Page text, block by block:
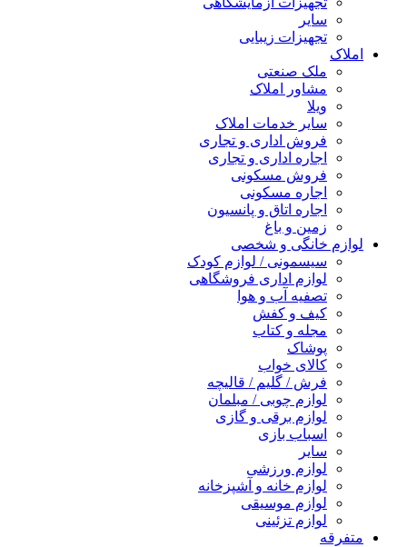
سایر
تجهیزات زیبایی
املاک
ملک صنعتی
مشاور املاک
ویلا
سایر خدمات املاک
فروش اداری و تجاری
اجاره اداری و تجاری
فروش مسکونی
اجاره مسکونی
اجاره اتاق و پانسیون
زمین و باغ
لوازم خانگی و شخصی
سیسمونی / لوازم کودک
لوازم اداری فروشگاهی
تصفیه آب و هوا
کیف و کفش
مجله و کتاب
پوشاک
کالای خواب
فرش / گلیم / قالیچه
لوازم چوبی / مبلمان
لوازم برقی و گازی
اسباب بازی
سایر
لوازم ورزشی
لوازم خانه و آشپزخانه
لوازم موسیقی
لوازم تزئینی
متفرقه